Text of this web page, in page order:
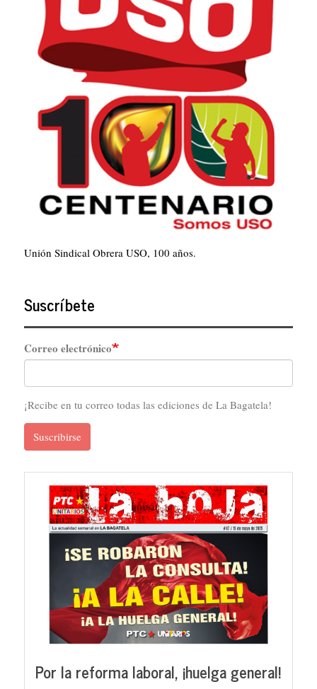
Unión Sindical Obrera USO, 100 años.
Suscríbete
Correo electrónico
¡Recibe en tu correo todas las ediciones de La Bagatela!
Suscribirse
Por la reforma laboral, ¡huelga general!